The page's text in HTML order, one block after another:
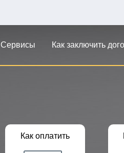
Сервисы Как заключить
Как оплатить